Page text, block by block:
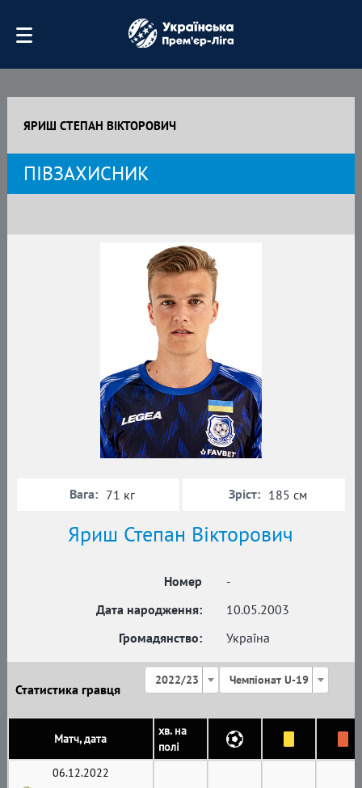
ЯРИШ СТЕПАН ВІКТОРОВИЧ
ПІВЗАХИСНИК
Яриш Степан Вікторович
Номер
-
Дата народження:
10.05.2003
Громадянство:
Україна
Вага: 71 кг Зріст: 185 см
Статистика гравця
2022/23 Чемпіонат U-19
Матч, дата
хв. на
полі
06.12.2022